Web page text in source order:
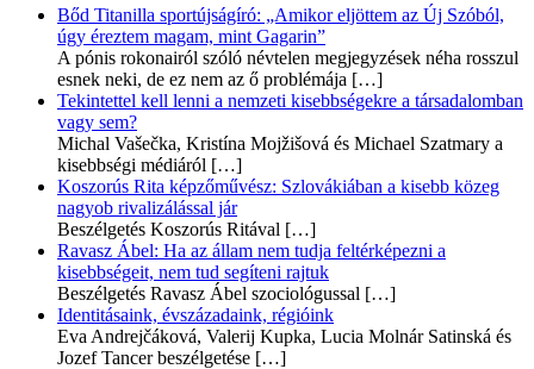
Bőd Titanilla sportújságíró: „Amikor eljöttem az Új Szóból,
úgy éreztem magam, mint Gagarin”
A pónis rokonairól szóló névtelen megjegyzések néha rosszul
esnek neki, de ez nem az ő problémája […]
Tekintettel kell lenni a nemzeti kisebbségekre a társadalomban
vagy sem?
Michal Vašečka, Kristína Mojžišová és Michael Szatmary a
kisebbségi médiáról […]
Koszorús Rita képzőművész: Szlovákiában a kisebb közeg
nagyob rivalizálással jár
Beszélgetés Koszorús Ritával […]
Ravasz Ábel: Ha az állam nem tudja feltérképezni a
kisebbségeit, nem tud segíteni rajtuk
Beszélgetés Ravasz Ábel szociológussal […]
Identitásaink, évszázadaink, régióink
Eva Andrejčáková, Valerij Kupka, Lucia Molnár Satinská és
Jozef Tancer beszélgetése […]